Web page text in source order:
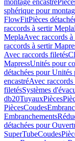
montage encastré
sphérique pour
FlowFitPièces
raccords à sertir Mepla
MeplaAvec raccords
raccords à sertir
Avec raccords filetés
MapressUnités pour
détachées pour
encastréAvec raccords
filetésSystèmes
db20TuyauxPièces
PiècesCoudes
Embranchements
détachées pour
SuperTubeCoudes